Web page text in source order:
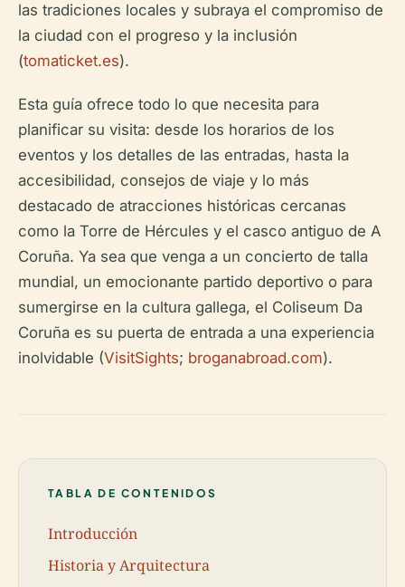
las tradiciones locales y subraya el compromiso de
la ciudad con el progreso y la inclusión
(tomaticket.es).
Esta guía ofrece todo lo que necesita para
planificar su visita: desde los horarios de los
eventos y los detalles de las entradas, hasta la
accesibilidad, consejos de viaje y lo más
destacado de atracciones históricas cercanas
como la Torre de Hércules y el casco antiguo de A
Coruña. Ya sea que venga a un concierto de talla
mundial, un emocionante partido deportivo o para
sumergirse en la cultura gallega, el Coliseum Da
Coruña es su puerta de entrada a una experiencia
inolvidable (VisitSights; broganabroad.com).
TABLA DE CONTENIDOS
Introducción
Historia y Arquitectura